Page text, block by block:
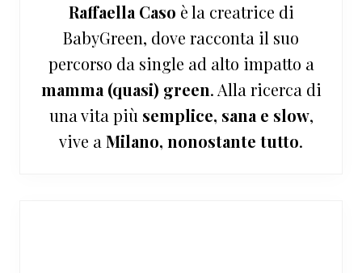
Raffaella Caso è la creatrice di
BabyGreen, dove racconta il suo
percorso da single ad alto impatto a
mamma (quasi) green. Alla ricerca di
una vita più semplice, sana e slow,
vive a Milano, nonostante tutto.